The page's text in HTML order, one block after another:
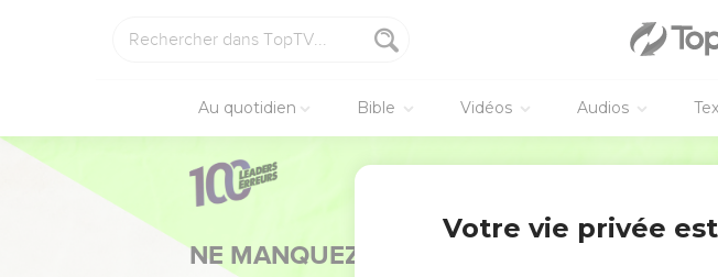
Au quotidien Bible Vidéos Audios
NE MANQUEZ PAS L’ÉVÉNEMENT DE
Votre vie privée